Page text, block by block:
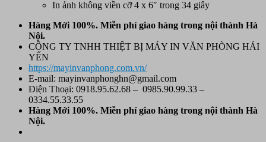
In ảnh không viền cỡ 4 x 6″ trong 34 giây
Hàng Mới 100%. Miễn phí giao hàng trong nội thành Hà
Nội.
CÔNG TY TNHH THIỆT BỊ MÁY IN VĂN PHÒNG HẢI
YẾN
https://mayinvanphong.com.vn/
E-mail: mayinvanphonghn@gmail.com
Điện Thoại: 0918.95.62.68 – 0985.90.99.33 –
0334.55.33.55
Hàng Mới 100%. Miễn phígiao hàng trong nội thành Hà
Nội.